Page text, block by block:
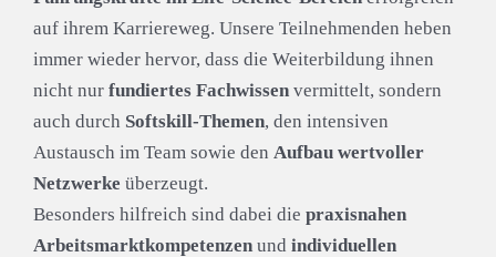
auf ihrem Karriereweg. Unsere Teilnehmenden heben
immer wieder hervor, dass die Weiterbildung ihnen
nicht nur fundiertes Fachwissenvermittelt, sondern
auch durch Softskill-Themen, den intensiven
Austausch im Team sowie den Aufbau wertvoller
Netzwerke überzeugt.
Besonders hilfreich sind dabei die praxisnahen
Arbeitsmarktkompetenzenund individuellen